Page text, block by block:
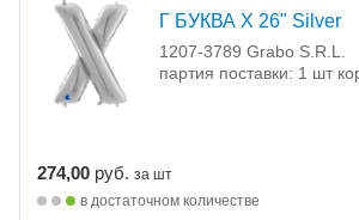
Г БУКВА Х 26" Silver
1207-3789 Grabo S.R.L.
партия поставки: 1 шт
274,00 руб. за шт
в достаточном количестве